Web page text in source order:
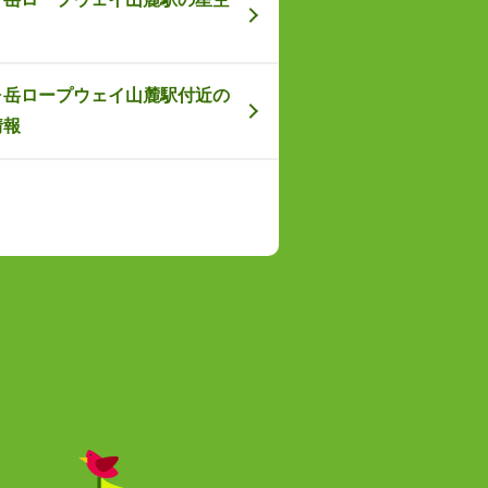
ロープウェイ山麓駅付近の
報